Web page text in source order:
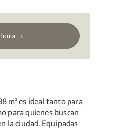
m² es ideal tanto para
para quienes buscan
la ciudad. Equipadas